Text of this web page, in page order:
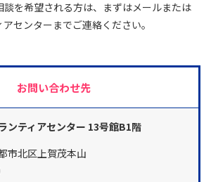
談を希望される方は、まずはメールまたは
センターまでご連絡ください。
お問い合わせ先
ティアセンター 13号館B1階
北区上賀茂本山